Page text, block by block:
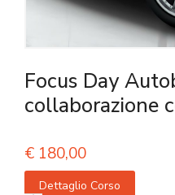
Focus Day
collaborazione
€ 180,00
Dettaglio Corso